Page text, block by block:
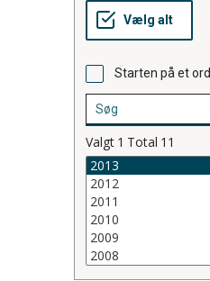
Starten på et ord
Valgt 1 Total 11